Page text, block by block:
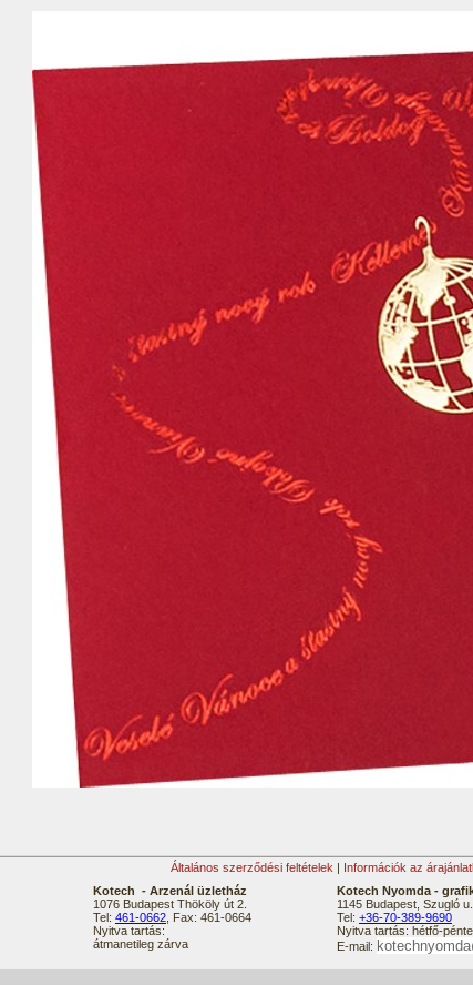
Általános szerződési feltételek | Információk az
Kotech - Arzenál üzletház
1076 Budapest Thököly út 2.
Tel: 461-0662 , Fax: 461-0664
Nyitva tartás:
átmanetileg zárva
Kotech Nyomda -
1145 Budapest, Szugló u.
Tel: +36-70-389-9690
Nyitva tartás: hétfő-
E-mail: